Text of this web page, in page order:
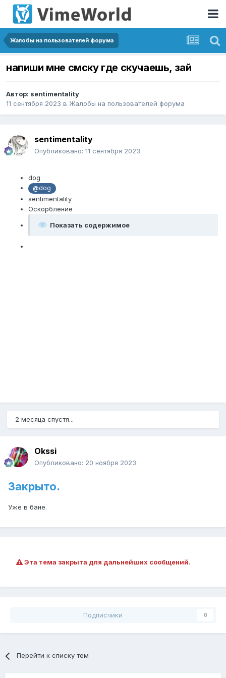
Жалобы на пользователей форума
напиши мне смску где скучаешь, зай
Автор: sentimentality
11 сентября 2023 в Жалобы на пользователей форума
sentimentality
Опубликовано: 11 сентября 2023
dog
@dog
sentimentality
Оскорбление
Показать содержимое
2 месяца спустя...
Okssi
Опубликовано: 20 ноября 2023
Закрыто.
Уже в бане.
Эта тема закрыта для дальнейших сообщений.
Подписчики 0
Перейти к списку тем